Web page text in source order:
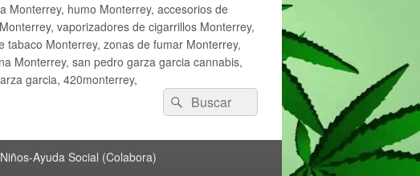
Monterrey, humo Monterrey, accesorios de
vaporizadores de cigarrillos Monterrey,
Monterrey, zonas de fumar Monterrey,
Monterrey, san pedro garza garcia cannabis,
garcia, 420monterrey,
Buscar
por:
Buscar
Ayuda Social (Colabora)